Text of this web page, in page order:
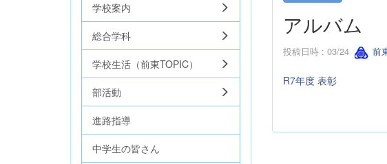
アルバム
投稿日時 : 03/24 前
R7年度 表彰
学校案内
総合学科
学校生活（前東TOPIC）
部活動
進路指導
中学生の皆さん